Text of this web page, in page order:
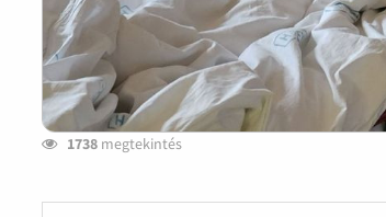
1738 megtekintés